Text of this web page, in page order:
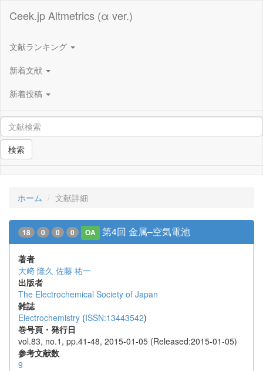
Ceek.jp Altmetrics (α ver.)
文献ランキング
新着文献
新着投稿
検索
ホーム 文献詳細
18 0 0 0 OA 第4回 金属–空気電池
著者
大﨑 隆久 佐藤 祐一
出版者
The Electrochemical Society of Japan
雑誌
Electrochemistry (ISSN:13443542)
巻号頁・発行日
vol.83, no.1, pp.41-48, 2015-01-05 (Released:2015-01-05)
参考文献数
9